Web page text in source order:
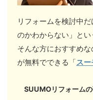
リフォームを検討中
のかわからない」とい
そんな方におすすめ
が無料でできる「ス
SUUMOリフォーム